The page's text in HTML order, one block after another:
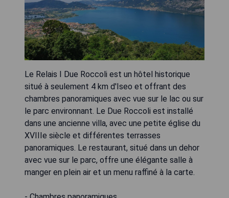
Le Relais I Due Roccoli est un hôtel historique
situé à seulement 4 km d'Iseo et offrant des
chambres panoramiques avec vue sur le lac ou sur
le parc environnant. Le Due Roccoli est installé
dans une ancienne villa, avec une petite église du
XVIIIe siècle et différentes terrasses
panoramiques. Le restaurant, situé dans un dehor
avec vue sur le parc, offre une élégante salle à
manger en plein air et un menu raffiné à la carte.